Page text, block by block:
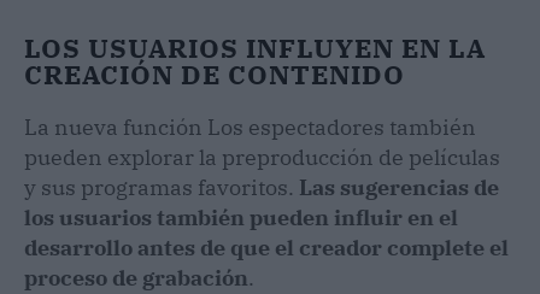
LOS USUARIOS INFLUYEN EN LA
CREACIÓN DE CONTENIDO
La nueva función Los espectadores también
pueden explorar la preproducción de películas
y sus programas favoritos. Las sugerencias de
los usuarios también pueden influir en el
desarrollo antes de que el creador complete el
proceso de grabación.